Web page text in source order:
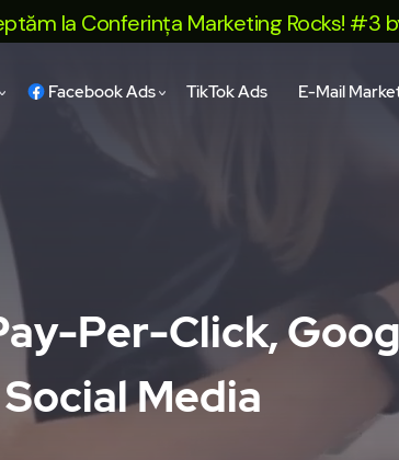
la Conferința Marketing Rocks! #3 by
Facebook Ads TikTok Ads E-Mail
Per-Click,
Social Media